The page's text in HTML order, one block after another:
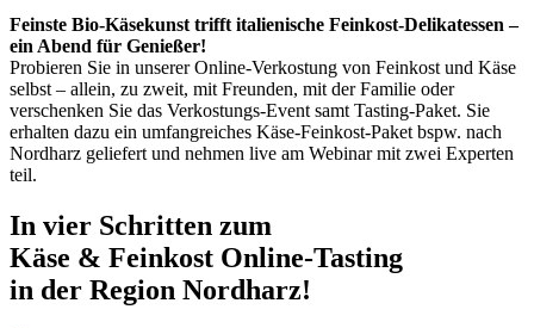
Feinste Bio-Käsekunst trifft italienische Feinkost-Delikatessen –
ein Abend für Genießer!
Probieren Sie in unserer Online-Verkostung von Feinkost und Käse
selbst – allein, zu zweit, mit Freunden, mit der Familie oder
verschenken Sie das Verkostungs-Event samt Tasting-Paket. Sie
erhalten dazu ein umfangreiches Käse-Feinkost-Paket bspw. nach
Nordharz geliefert und nehmen live am Webinar mit zwei Experten
teil.
In vier Schritten zum
Käse & Feinkost Online-Tasting
in der Region Nordharz!